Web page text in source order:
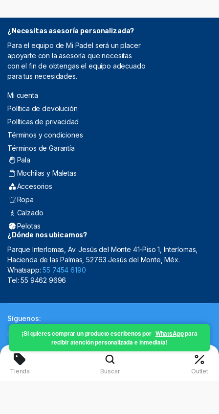
¿Necesitas asesoría personalizada?
Para el equipo de Mi Padel será un placer
apoyarte con la asesoría que necesitas
con el fin de obtengas el equipo adecuado
para tus necesidades.
Mi cuenta
Política de devolución
Políticas de privacidad
Términos y condiciones
Términos de Garantía
Pala
Mochilas y Maletas
Accesorios
Ropa
Calzado
Pelotas
¿Dónde nos ubicamos?
Parque Interlomas, Av. Jesús del Monte 41-Piso 1, Interlomas,
Hacienda de las Palmas, 52763 Jesús del Monte, Méx.
Whatsapp:55 7454 6190
Tel: 55 9462 9696
Síguenos:
Copyright 2024 © Mistral Sporting Goods 2024
¡Si quieres comprar un producto escríbenos por WhatsApppara
recibir atención personalizada e inmediata!
Tienda Buscar Outlet